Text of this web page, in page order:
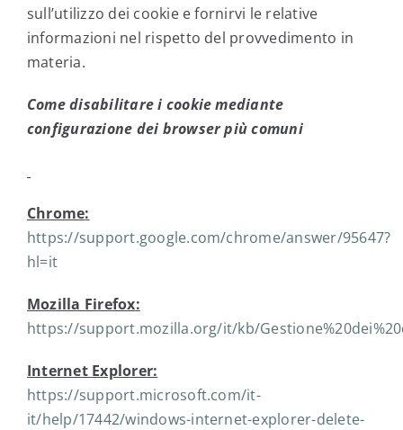
sull’utilizzo dei cookie e fornirvi le relative
informazioni nel rispetto del provvedimento in
materia.
Come disabilitare i cookie mediante
configurazione dei browser più comuni
Chrome:
https://support.google.com/chrome/answer/95647?
hl=it
Mozilla Firefox:
https://support.mozilla.org/it/kb/
Internet Explorer:
https://support.microsoft.com/it-
it/help/17442/windows-internet-explorer-delete-